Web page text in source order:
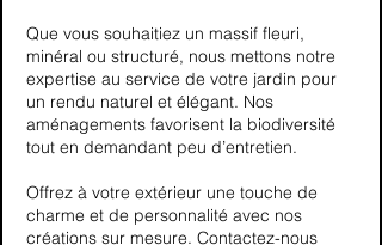
Que vous souhaitiez un massif fleuri,
minéral ou structuré, nous mettons notre
expertise au service de votre jardin pour
un rendu naturel et élégant. Nos
aménagements favorisent la biodiversité
tout en demandant peu d’entretien.
Offrez à votre extérieur une touche de
charme et de personnalité avec nos
créations sur mesure. Contactez-nous